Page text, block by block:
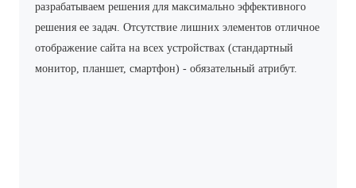
разрабатываем решения для максимально эффективного
решения ее задач. Отсутствие лишних элементов отличное
отображение сайта на всех устройствах (стандартный
монитор, планшет, смартфон) - обязательный атрибут.